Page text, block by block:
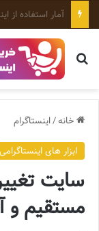
ابزارهای رایگان
جستجو برای
خانه/اینستاگرام
ابزار های اینستاگرامی
سایت
مستقیم و